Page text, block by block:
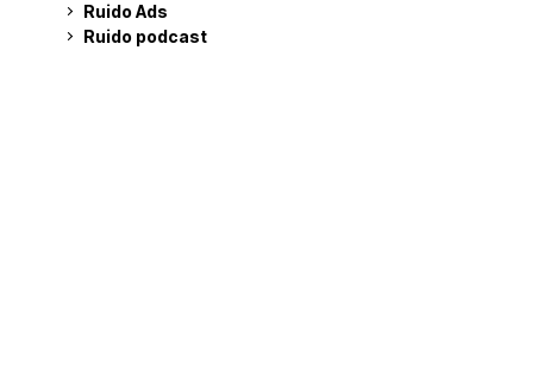
Ruido Ads
Ruido podcast